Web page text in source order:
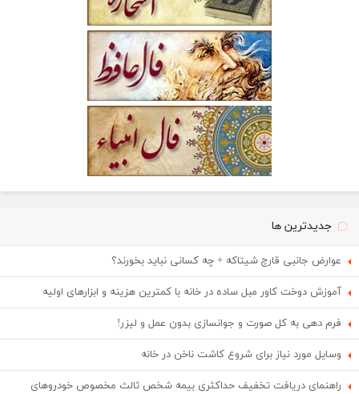
جدیدترین ها
عوارض جانبی قارچ شیتاکه + چه کسانی نباید بخورند؟
آموزش دوخت کاور مبل ساده در خانه با کمترین هزینه و ابزارهای اولیه
فرم دهی به کل صورت و جوانسازی بدون عمل و لیزر!
وسایل مورد نیاز برای شروع کاشت ناخن در خانه
راهنمای دریافت تخفیف حداکثری بیمه شخص ثالث مخصوص خودروهای